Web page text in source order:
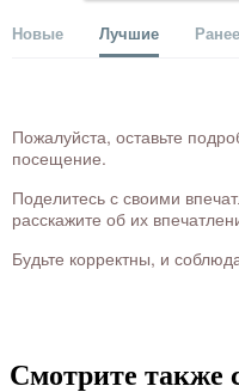
Новые Лучшие Ранее
Пожалуйста, оставьте
посещение.
Поделитесь с своими
расскажите об их
Будьте корректны, и
Смотрите также